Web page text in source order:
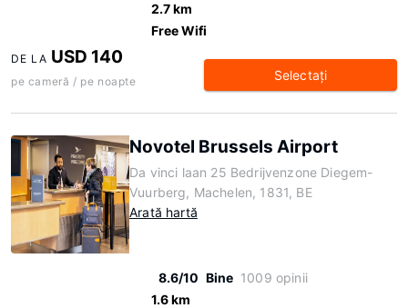
2.7 km
Free Wifi
DE LA USD 140
pe cameră / pe noapte Selectaţi
Novotel Brussels Airport
Da vinci laan 25 Bedrijvenzone Diegem-
Vuurberg, Machelen, 1831, BE
Arată hartă
8.6/10 Bine 1009 opinii
1.6 km